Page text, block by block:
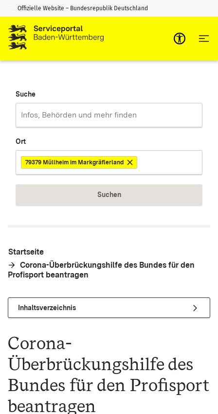
Zum Inhalt springen
Zur Suche springen
Offizielle Website – Bundesrepublik Deutschland
Suche
Ort
79379 Müllheim im Markgräflerland
Suchen
Startseite
Corona-Überbrückungshilfe des Bundes für den
Profisport beantragen
Inhaltsverzeichnis
Corona-
Überbrückungshilfe des
Bundes für den Profisport
beantragen